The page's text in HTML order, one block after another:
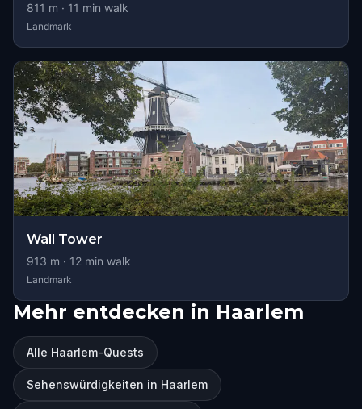
811 m · 11 min walk
Landmark
Wall Tower
913 m · 12 min walk
Landmark
Mehr entdecken in Haarlem
Alle Haarlem-Quests
Sehenswürdigkeiten in Haarlem